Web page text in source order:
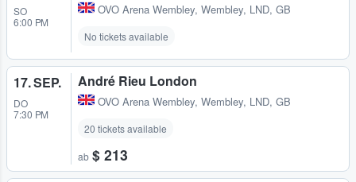
SO
6:00 PM
OVO Arena Wembley, Wembley, LND, GB
No tickets available
17. SEP.
DO
7:30 PM
André Rieu London
OVO Arena Wembley, Wembley, LND, GB
20 tickets available
ab $ 213